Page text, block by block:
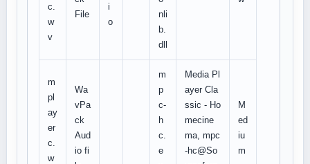
c.
w
v
File
i
o
nli
b.
dll
m
pl
ay
er
c.
w
Wa
vPa
ck
Aud
io fi
m
p
c-
h
c.
e
Media Pl
ayer Cla
ssic - Ho
mecine
ma, mpc
-hc@So
M
ed
iu
m